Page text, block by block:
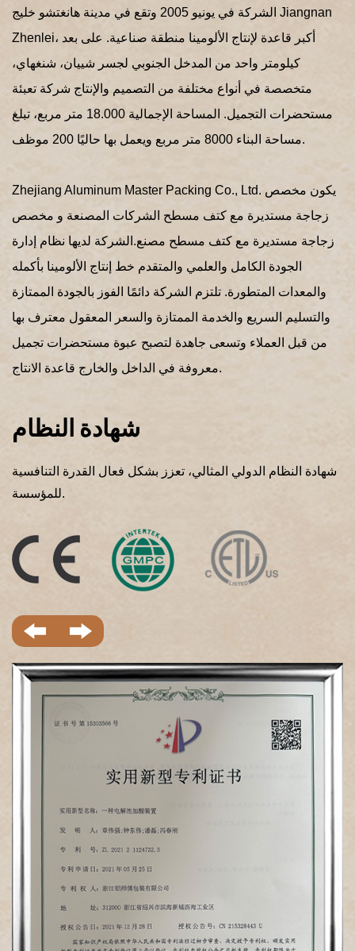
الشركة في يونيو 2005 وتقع في مدينة هانغتشو خليج Jiangnan
Zhenlei، أكبر قاعدة لإنتاج الألومينا منطقة صناعية. على بعد
كيلومتر واحد من المدخل الجنوبي لجسر شييان، شنغهاي،
متخصصة في أنواع مختلفة من التصميم والإنتاج شركة تعبئة
مستحضرات التجميل. المساحة الإجمالية 18.000 متر مربع، تبلغ
مساحة البناء 8000 متر مربع ويعمل بها حاليًا 200 موظف.
Zhejiang Aluminum Master Packing Co., Ltd. يكون مخصص
زجاجة مستديرة مع كتف مسطح الشركات المصنعة و مخصص
زجاجة مستديرة مع كتف مسطح مصنع.الشركة لديها نظام إدارة
الجودة الكامل والعلمي والمتقدم خط إنتاج الألومينا بأكمله
والمعدات المتطورة. تلتزم الشركة دائمًا الفوز بالجودة الممتازة
والتسليم السريع والخدمة الممتازة والسعر المعقول معترف بها
من قبل العملاء وتسعى جاهدة لتصبح عبوة مستحضرات تجميل
معروفة في الداخل والخارج قاعدة الانتاج.
شهادة النظام
شهادة النظام الدولي المثالي، تعزز بشكل فعال القدرة التنافسية
للمؤسسة.